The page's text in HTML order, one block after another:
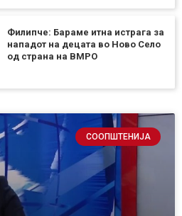
Филипче: Бараме итна истрага за
нападот на децата во Ново Село
од страна на ВМРО
СООПШТЕНИЈА